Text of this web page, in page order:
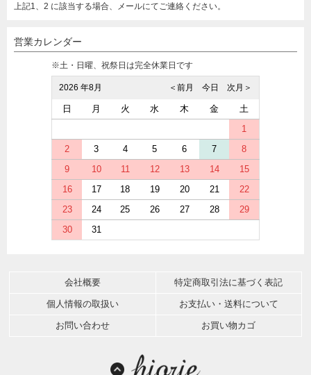
上記1、2 に該当する場合、メールにてご連絡ください。
営業カレンダー
※土・日曜、祝祭日は完全休業日です
2026 年8月 次月＞
今日
＜前月
日 月 火 水 木 金
土
1
2
3 4 5 6 7
8
9
10 11 12 13 14
15
16
17 18 19 20 21
22
23
24 25 26 27 28
29
30
31
会社概要 特定商取引法に基づく表記
個人情報の取扱い お支払い・送料について
お問い合わせ お買い物カゴ